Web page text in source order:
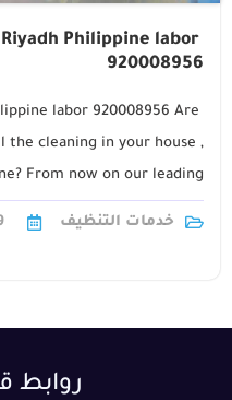
Philippine labor
920008956
labor 920008956 Are
cleaning in your house ,
From now on our leading
company1
خدمات التنظيف
روابط